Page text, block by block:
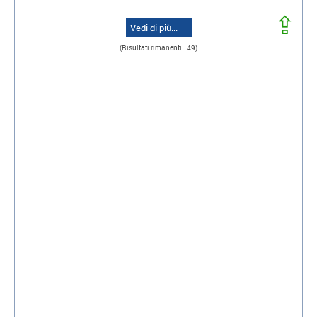
⇪
Vedi di più...
(Risultati rimanenti : 49)